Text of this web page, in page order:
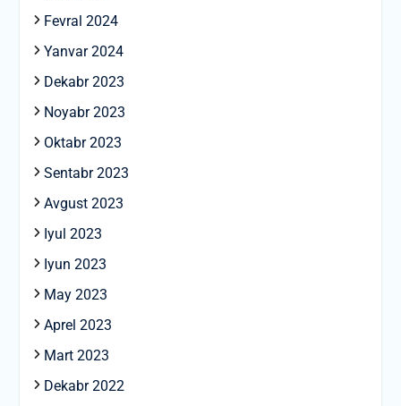
Fevral 2024
Yanvar 2024
Dekabr 2023
Noyabr 2023
Oktabr 2023
Sentabr 2023
Avgust 2023
Iyul 2023
Iyun 2023
May 2023
Aprel 2023
Mart 2023
Dekabr 2022